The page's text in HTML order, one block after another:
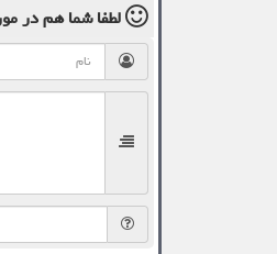
لطفا شما همدر